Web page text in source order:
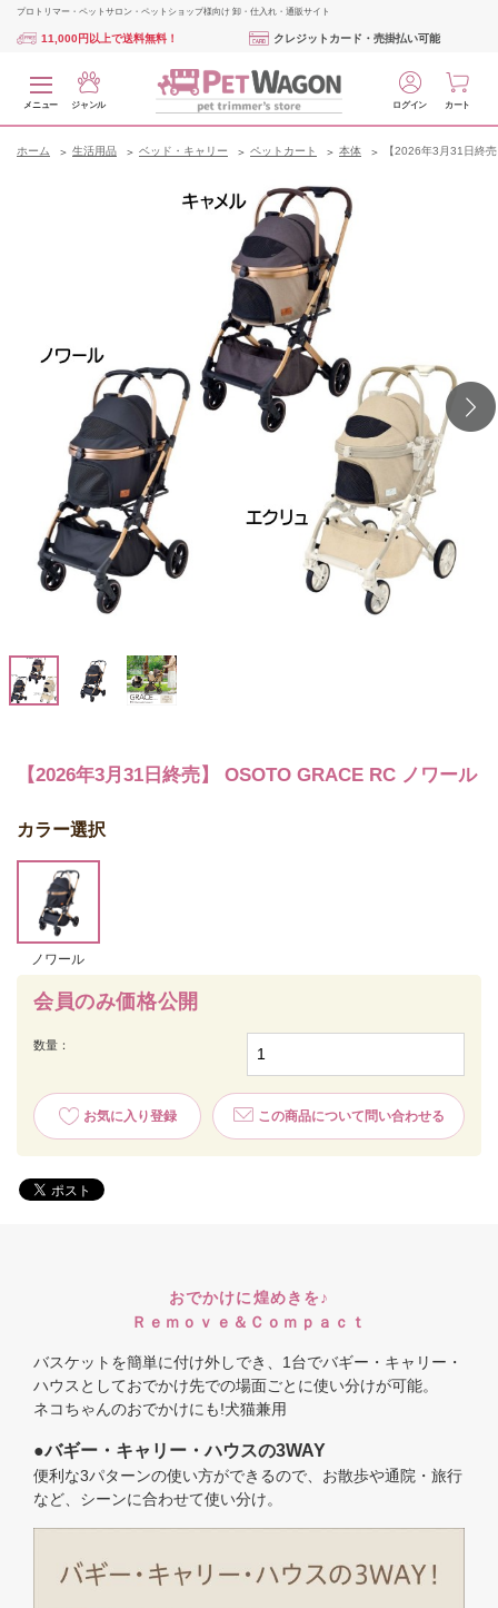
プロトリマー・ペットサロン・ペットショップ様向け 卸・仕入れ・通販サイト
11,000円以上で送料無料！ クレジットカード・売掛払い可能
メニュー ジャンル ログイン カート
ホーム 生活用品 ベッド・キャリー ペットカート 本体 【2026年3月31日終
【2026年3月31日終売】 OSOTO GRACE RC ノワール
会員のみ価格公開
数量：
お気に入り登録 この商品について問い合わせる
カラー選択
ノワール
おでかけに煌めきを♪
Ｒｅｍｏｖｅ＆Ｃｏｍｐａｃｔ
バスケットを簡単に付け外しでき、1台でバギー・キャリー・
ハウスとしておでかけ先での場面ごとに使い分けが可能。
ネコちゃんのおでかけにも!犬猫兼用
●バギー・キャリー・ハウスの3WAY
便利な3パターンの使い方ができるので、お散歩や通院・旅行
など、シーンに合わせて使い分け。